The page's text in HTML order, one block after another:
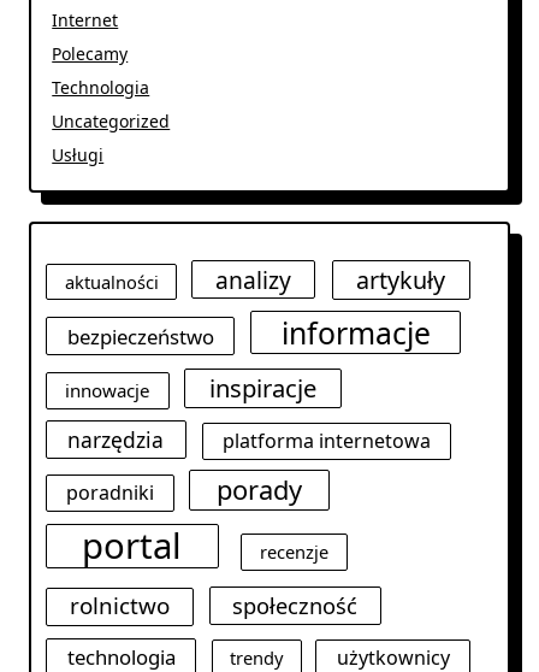
Internet
Polecamy
Technologia
Uncategorized
Usługi
aktualności analizy artykuły
bezpieczeństwo informacje
innowacje inspiracje
narzędzia
platforma internetowa
poradniki
porady
portal recenzje
rolnictwo społeczność
technologia trendy
użytkownicy